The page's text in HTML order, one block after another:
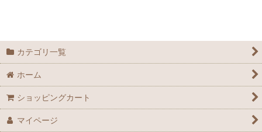
カテゴリ一覧
ホーム
ショッピングカート
マイページ